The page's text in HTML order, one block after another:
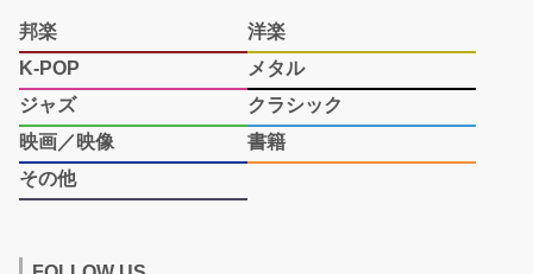
邦楽
洋楽
K-POP
メタル
ジャズ
クラシック
映画／映像
書籍
その他